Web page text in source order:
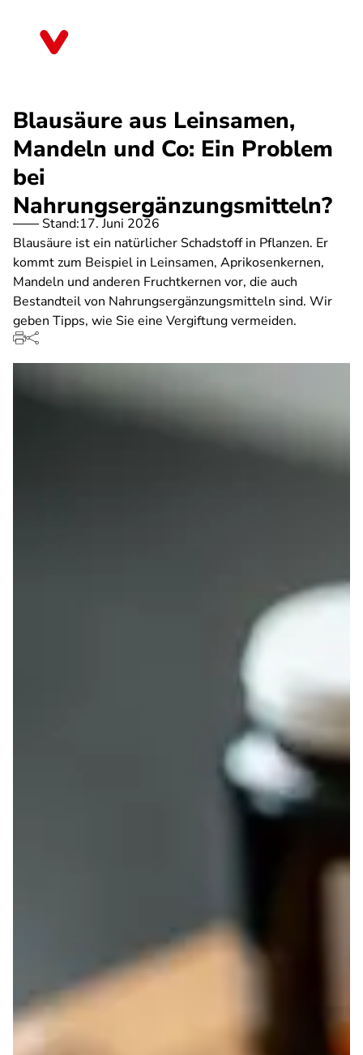
Blausäure aus Leinsamen,
Mandeln und Co: Ein Problem
bei
Nahrungsergänzungsmitteln?
Stand:17. Juni 2026
Blausäure ist ein natürlicher Schadstoff in Pflanzen. Er
kommt zum Beispiel in Leinsamen, Aprikosenkernen,
Mandeln und anderen Fruchtkernen vor, die auch
Bestandteil von Nahrungsergänzungsmitteln sind. Wir
geben Tipps, wie Sie eine Vergiftung vermeiden.